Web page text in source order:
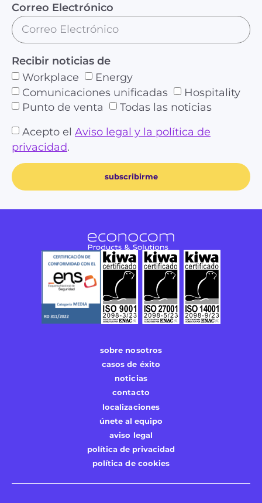
Correo Electrónico
Recibir noticias de
Workplace
Energy
Comunicaciones unificadas
Hospitality
Punto de venta
Todas las noticias
Acepto el Aviso legal y la política de
privacidad.
subscribirme
sobre nosotros
casos de éxito
noticias
contacto
localizaciones
únete al equipo
aviso legal
política de privacidad
política de cookies